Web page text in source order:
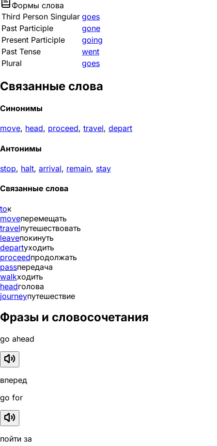
Формы слова
Third Person Singular goes
Past Participle
gone
Present Participle
going
Past Tense
went
Plural
goes
Связанные слова
Синонимы
move, head, proceed, travel, depart
Антонимы
stop, halt, arrival, remain, stay
Связанные слова
toк
moveперемещать
travelпутешествовать
leaveпокинуть
departуходить
proceedпродолжать
passпередача
walkходить
headголова
journeyпутешествие
Фразы и словосочетания
go ahead
вперед
go for
пойти за